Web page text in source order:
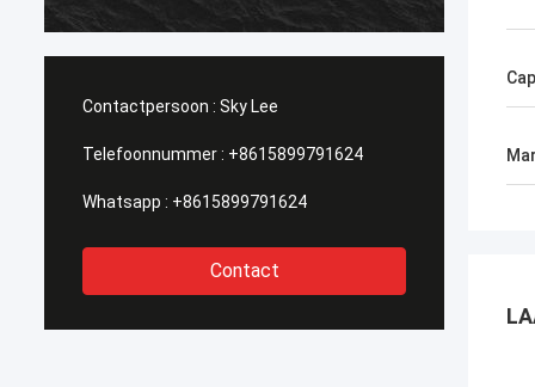
Contactpersoon : Sky Lee
Telefoonnummer : +8615899791624
Whatsapp : +8615899791624
Contact